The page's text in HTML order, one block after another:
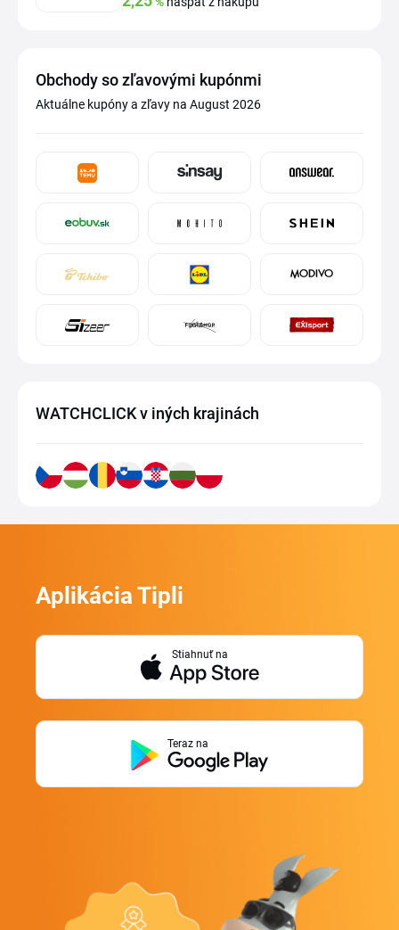
Obchody so zľavovými kupónmi
Aktuálne kupóny a zľavy na August 2026
WATCHCLICK v iných krajinách
Aplikácia Tipli
Stiahnuť na
Teraz na